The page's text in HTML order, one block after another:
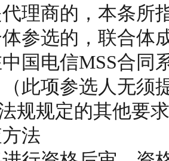
理商的，本条所
参选的，联合体
国电信MSS合同
此项参选人无须
规规定的其他要
法